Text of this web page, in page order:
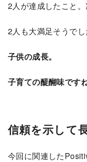
2人が達成したこと。
2人も大満足そうでし
子供の成長。
子育ての醍醐味です
信頼を示して
今回に関連した